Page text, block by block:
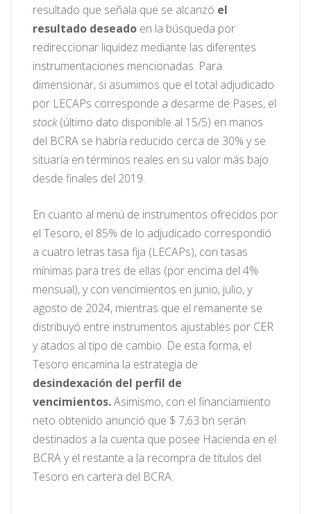
resultado que señala que se alcanzó el
resultado deseado en la búsqueda por
redireccionar liquidez mediante las diferentes
instrumentaciones mencionadas. Para
dimensionar, si asumimos que el total adjudicado
por LECAPs corresponde a desarme de Pases, el
stock(último dato disponible al 15/5) en manos
del BCRA se habría reducido cerca de 30% y se
situaría en términos reales en su valor más bajo
desde finales del 2019.
En cuanto al menú de instrumentos ofrecidos por
el Tesoro, el 85% de lo adjudicado correspondió
a cuatro letras tasa fija (LECAPs), con tasas
mínimas para tres de ellas (por encima del 4%
mensual), y con vencimientos en junio, julio, y
agosto de 2024, mientras que el remanente se
distribuyó entre instrumentos ajustables por CER
y atados al tipo de cambio. De esta forma, el
Tesoro encamina la estrategia de
desindexación del perfil de
vencimientos.Asimismo, con el financiamiento
neto obtenido anunció que $ 7,63 bn serán
destinados a la cuenta que posee Hacienda en el
BCRA y el restante a la recompra de títulos del
Tesoro en cartera del BCRA.